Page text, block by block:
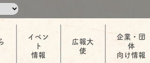
イベン
ト
情報
広報大
使
企業・団
体
向け情報